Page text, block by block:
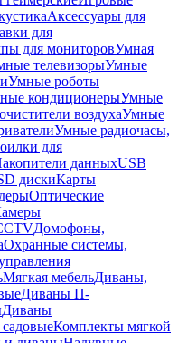
Аксессуары для
для
для мониторовУмная
телевизорыУмные
Умные роботы
кондиционерыУмные
воздухаУмные
Умные радиочасы,
для
данныхUSB
дискиКарты
Оптические
Домофоны,
Охранные системы,
Мягкая мебельДиваны,
Диваны П-
Диваны
Комплекты мягкой